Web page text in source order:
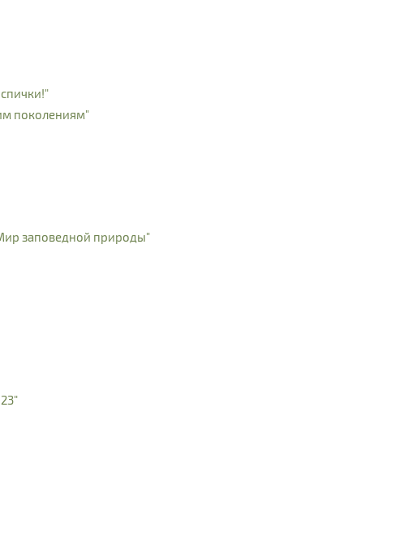
поколениям"
заповедной природы"